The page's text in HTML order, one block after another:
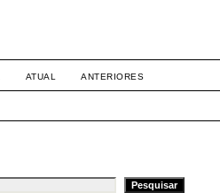
ATUAL ANTERIORES